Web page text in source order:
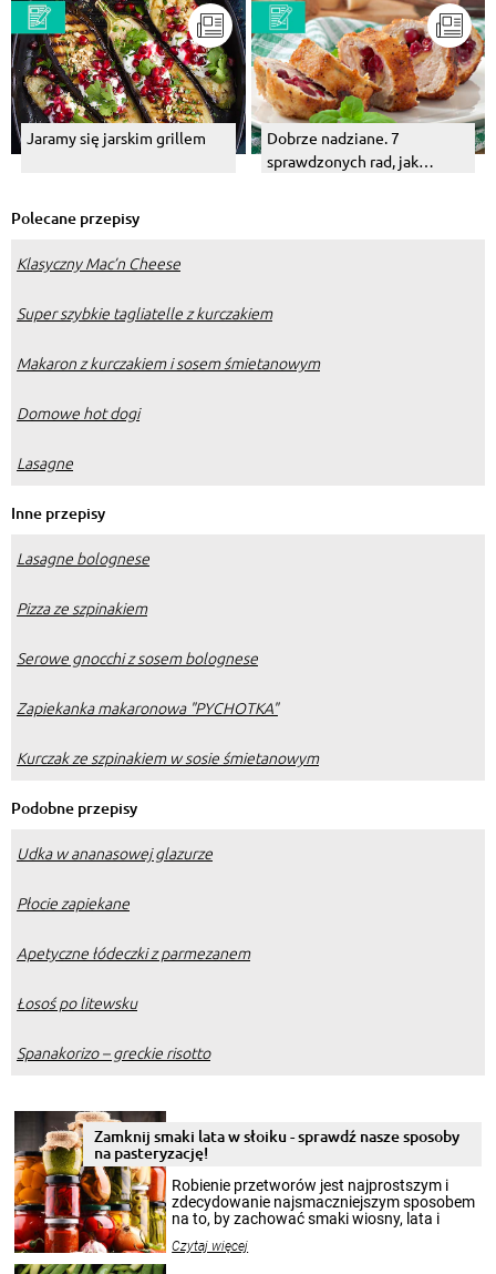
Jaramy się jarskim grillem
Dobrze nadziane. 7
sprawdzonych rad, jak
Polecane przepisy
Klasyczny Mac’n Cheese
Super szybkie tagliatelle z kurczakiem
Makaron z kurczakiem i sosem śmietanowym
Domowe hot dogi
Lasagne
Inne przepisy
Lasagne bolognese
Pizza ze szpinakiem
Serowe gnocchi z sosem bolognese
Zapiekanka makaronowa "PYCHOTKA"
Kurczak ze szpinakiem w sosie śmietanowym
Podobne przepisy
Udka w ananasowej glazurze
Płocie zapiekane
Apetyczne łódeczki z parmezanem
Łosoś po litewsku
Spanakorizo – greckie risotto
Zamknij smaki lata w słoiku - sprawdź nasze sposoby
na pasteryzację!
Robienie przetworów jest najprostszym i
zdecydowanie najsmaczniejszym sposobem
na to, by zachować smaki wiosny, lata i
krajobrazów, by cieszyć nimi oko w sezonie
Czytaj więcej